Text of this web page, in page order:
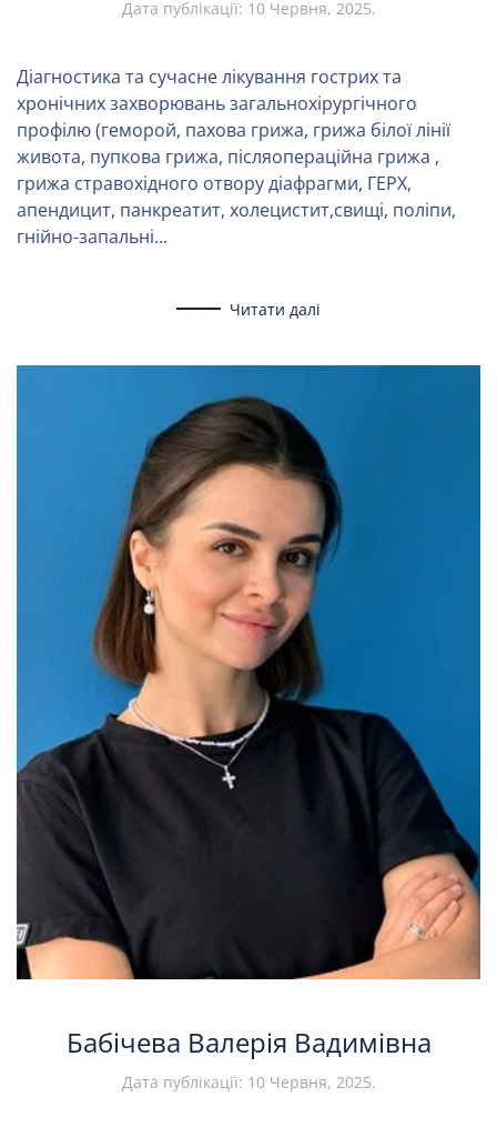
Дата публікації: 10 Червня, 2025.
Діагностика та сучасне лікування гострих та
хронічних захворювань загальнохірургічного
профілю (геморой, пахова грижа, грижа білої лінії
живота, пупкова грижа, післяопераційна грижа ,
грижа стравохідного отвору діафрагми, ГЕРХ,
апендицит, панкреатит, холецистит,свищі, поліпи,
гнійно-запальні...
Читати далі
Бабічева Валерія Вадимівна
Дата публікації: 10 Червня, 2025.